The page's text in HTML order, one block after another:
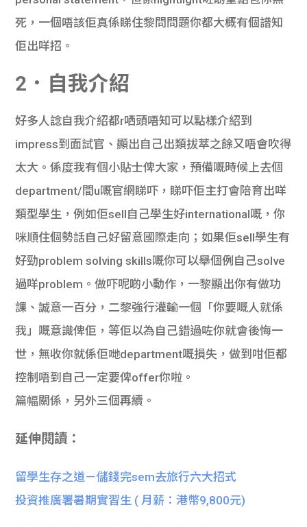
死，一個唔該佢真係睇住黎問問題你都大概有個譜知
佢出咩招。
2．自我介紹
好多人諗自我介紹都r哂頭唔知可以點樣介紹到
impress到面試官、顯出自己出類拔萃之餘又唔會吹得
太大。係度我有個小貼士俾大家，預備嘅時候上去個
department/間u嘅官網睇吓，睇吓佢主打會陪育出咩
類型學生，例如佢sell自己學生好international嘅，你
咪順住個勢話自己好留意國際走向；如果佢sell學生有
好勁problem solving skills嘅你可以舉個例自己solve
過咩problem。做吓呢啲小動作，一黎顯出你有做功
課、誠意一百分，二黎強行灌輸一個「你要嘅人就係
我」嘅意識俾佢，等佢以為自己錯過咗你就會後悔一
世，無收你就係佢哋department嘅損失，做到咁佢都
控制唔到自己一定要俾offer你啦。
篇幅關係，另外三個再續。
延伸閱讀：
留學生存之道－儲錢完sem去旅行六大招式
投資推廣署暑期實習生 ( 月薪：港幣9,800元)